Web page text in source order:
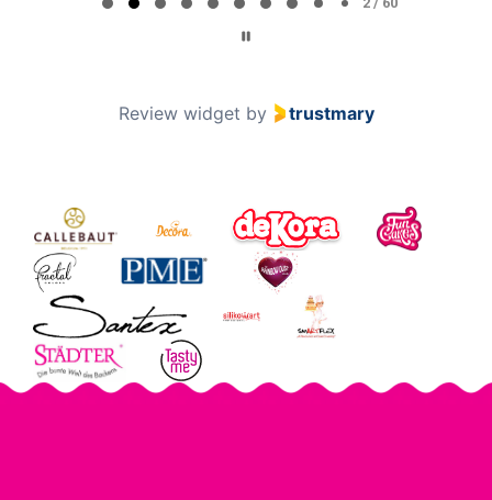
Review widget by trustmary